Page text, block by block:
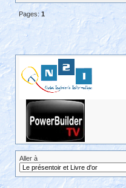
Pages: 1
Aller à